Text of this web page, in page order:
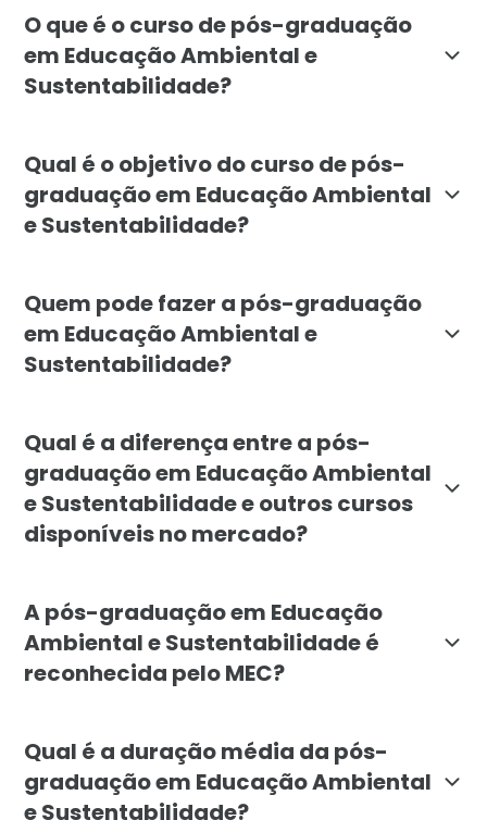
O que é o curso de pós-graduação
em Educação Ambiental e
Sustentabilidade?
Qual é o objetivo do curso de pós-
graduação em Educação Ambiental
e Sustentabilidade?
Quem pode fazer a pós-graduação
em Educação Ambiental e
Sustentabilidade?
Qual é a diferença entre a pós-
graduação em Educação Ambiental
e Sustentabilidade e outros cursos
disponíveis no mercado?
A pós-graduação em Educação
Ambiental e Sustentabilidade é
reconhecida pelo MEC?
Qual é a duração média da pós-
graduação em Educação Ambiental
e Sustentabilidade?